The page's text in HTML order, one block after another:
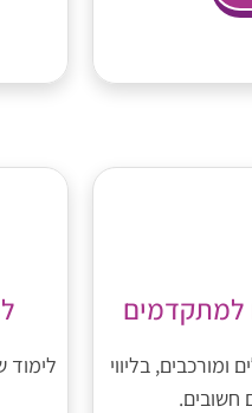
למתקדמים
בליווי
חשובים.
לימוד